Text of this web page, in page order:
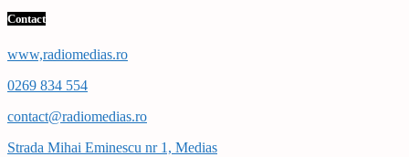
Contact
www,radiomedias.ro
0269 834 554
contact@radiomedias.ro
Strada Mihai Eminescu nr 1, Medias